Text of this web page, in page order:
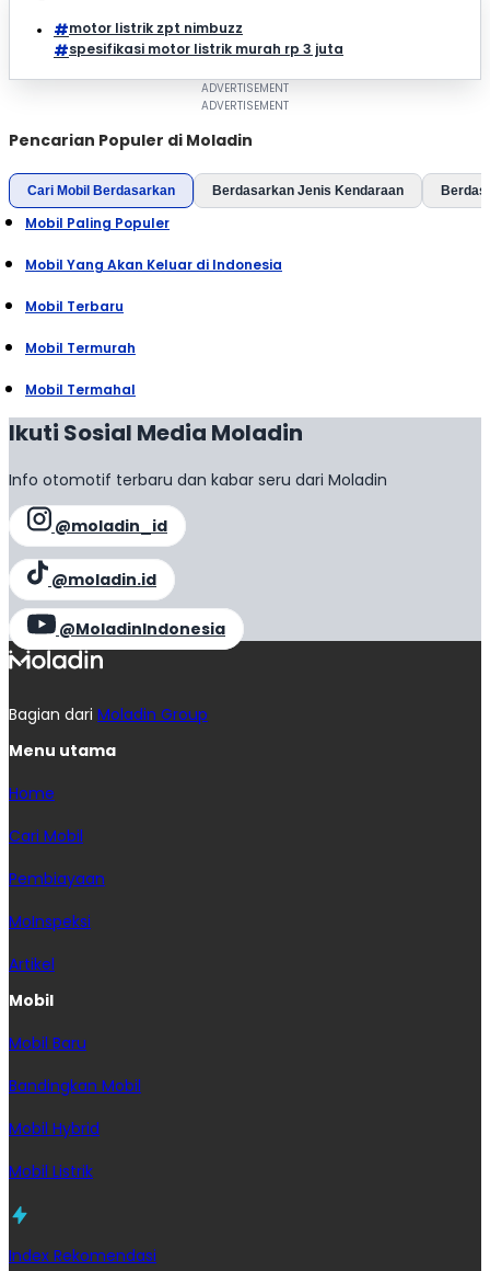
motor listrik zpt nimbuzz
spesifikasi motor listrik murah rp 3 juta
Pencarian Populer di Moladin
Cari Mobil Berdasarkan Berdasarkan Jenis Kendaraan
Mobil Paling Populer
Mobil Yang Akan Keluar di Indonesia
Mobil Terbaru
Mobil Termurah
Mobil Termahal
Ikuti Sosial Media Moladin
Info otomotif terbaru dan kabar seru dari Moladin
@moladin_id
@moladin.id
@MoladinIndonesia
Bagian dari Moladin Group
Menu utama
Home
Cari Mobil
Pembiayaan
MoInspeksi
Artikel
Mobil
Mobil Baru
Bandingkan Mobil
Mobil Hybrid
Mobil Listrik
Index Rekomendasi